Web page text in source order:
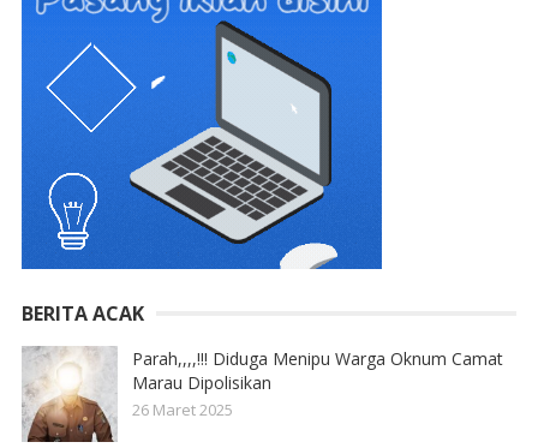
BERITA ACAK
Parah,,,,!!! Diduga Menipu Warga Oknum Camat
Marau Dipolisikan
26 Maret 2025